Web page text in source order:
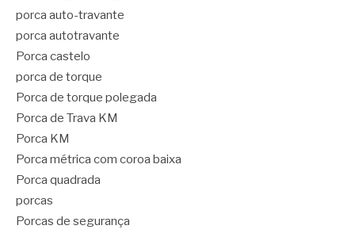
porca auto-travante
porca autotravante
Porca castelo
porca de torque
Porca de torque polegada
Porca de Trava KM
Porca KM
Porca métrica com coroa baixa
Porca quadrada
porcas
Porcas de segurança